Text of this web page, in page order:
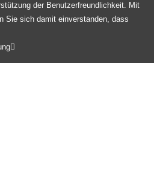
der Benutzerfreundlichkeit. Mit
Sie sich damit einverstanden, dass